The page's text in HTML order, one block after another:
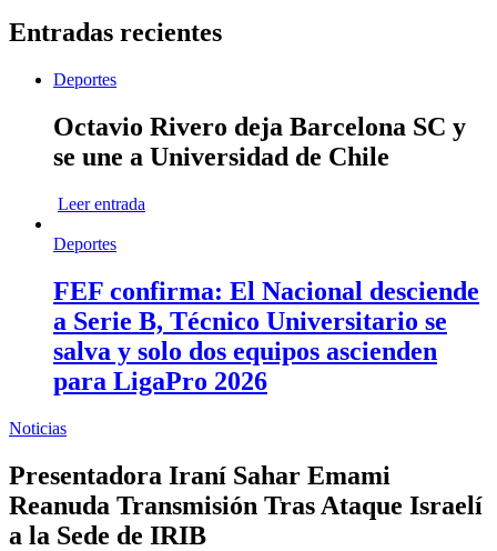
Entradas recientes
Deportes
Octavio Rivero deja Barcelona SC y
se une a Universidad de Chile
Leer entrada
Deportes
FEF confirma: El Nacional desciende
a Serie B, Técnico Universitario se
salva y solo dos equipos ascienden
para LigaPro 2026
Noticias
Presentadora Iraní Sahar Emami
Reanuda Transmisión Tras Ataque Israelí
a la Sede de IRIB